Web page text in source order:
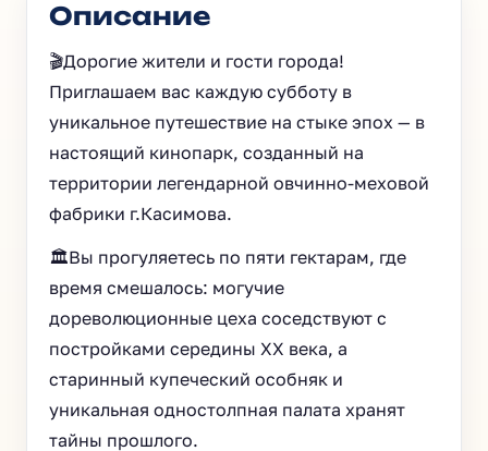
Описание
🎬Дорогие жители и гости города!
Приглашаем вас каждую субботу в
уникальное путешествие на стыке эпох — в
настоящий кинопарк, созданный на
территории легендарной овчинно-меховой
фабрики г.Касимова.
🏛️Вы прогуляетесь по пяти гектарам, где
время смешалось: могучие
дореволюционные цеха соседствуют с
постройками середины XX века, а
старинный купеческий особняк и
уникальная одностолпная палата хранят
тайны прошлого.